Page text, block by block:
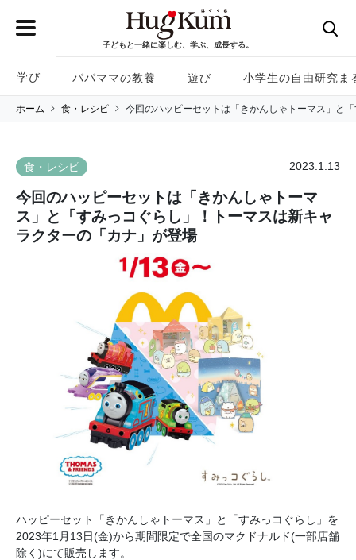
子どもと一緒に楽しむ、学ぶ、成長する。
学び パパママの教養 遊び 小学生の自由研究ま
ホーム 食・レシピ 今回のハッピーセットは「きかんしゃトーマス」と
食・レシピ 2023.1.13
今回のハッピーセットは「きかんしゃトーマ
ス」と「すみっコぐらし」！トーマスは新キャ
ラクターの「カナ」が登場
ハッピーセット「きかんしゃトーマス」と「すみっコぐらし」を
2023年1月13日(金)から期間限定で全国のマクドナルド(一部店舗
除く)にて販売します。